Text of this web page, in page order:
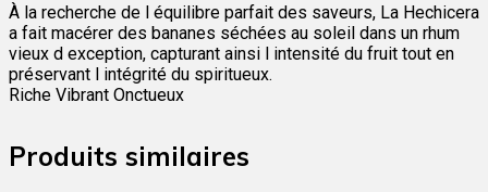
À la recherche de l équilibre parfait des saveurs, La Hechicera
a fait macérer des bananes séchées au soleil dans un rhum
vieux d exception, capturant ainsi l intensité du fruit tout en
préservant l intégrité du spiritueux.
Riche Vibrant Onctueux
Produits similaires